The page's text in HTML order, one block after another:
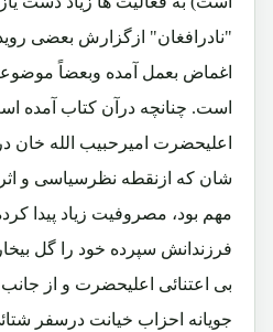
"نادرافغان" ازگزارش بعضی
اغماض بعمل آمده وبعضاً
است. چنانچه درآن کتاب آمده
اعلیحضرت امیرحبیب الله خان
شان که ازنقطه نظرسیاسی و
مهم بود، مصروفیت زیاد پیدا
فرزندانش سپرده خود را گل
بی اعتنائی اعلیحضرت و از